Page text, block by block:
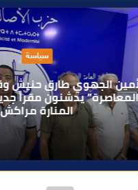
ق
ع
ا
ل
و
ي
ب
سياسة
الجهوي طارق حنيش
يدشنون مقراً جديداً
المنارة مراكش